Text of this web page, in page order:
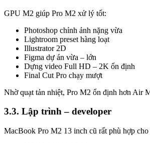
GPU M2 giúp Pro M2 xử lý tốt:
Photoshop chỉnh ảnh nặng vừa
Lightroom preset hàng loạt
Illustrator 2D
Figma dự án vừa – lớn
Dựng video Full HD – 2K ổn định
Final Cut Pro chạy mượt
Nhờ quạt tản nhiệt, Pro M2 ổn định hơn Air
3.3. Lập trình – developer
MacBook Pro M2 13 inch cũ rất phù hợp cho